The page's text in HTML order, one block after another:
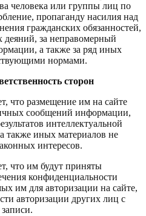
человека или группы лиц по
пропаганду насилия над
гражданских обязанностей,
за неправомерный
а также за ряд иных
нормами.
сторон
что размещение им на сайте
сообщений информации,
интеллектуальной
также иных материалов не
интересов.
что им будут приняты
конфиденциальности
им для авторизации на сайте,
авторизации других лиц с